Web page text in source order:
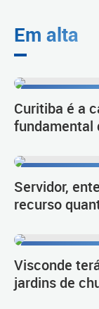
Em alta
Curitiba é a
fundamental
Servidor,
recurso
Visconde
jardins de